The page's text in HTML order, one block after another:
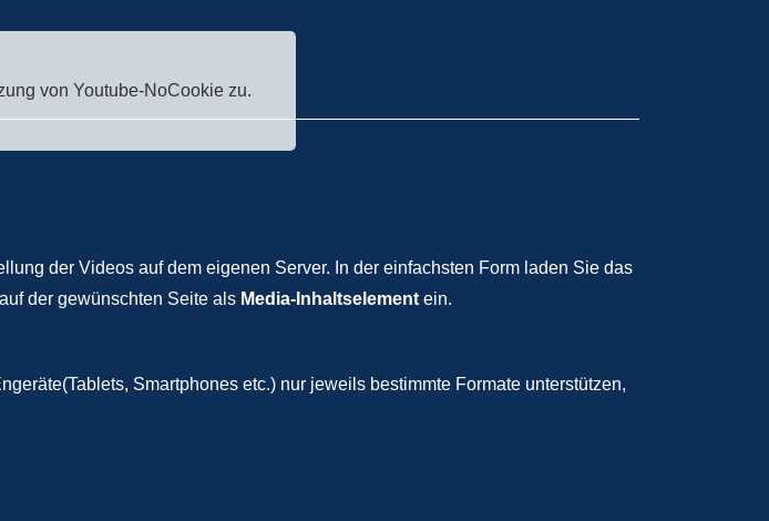
von Youtube-NoCookie zu.
der Videos auf dem eigenen Server. In der einfachsten Form laden Sie das
der gewünschten Seite als Media-Inhaltselement ein.
Smartphones etc.) nur jeweils bestimmte Formate unterstützen,